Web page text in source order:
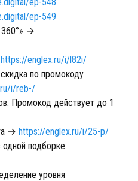
ep-549
360°» →
https://englex.ru/i/l82i/
по промокоду
i/reb-/
Промокод действует до 1
→ https://englex.ru/i/25-p/
подборке
уровня